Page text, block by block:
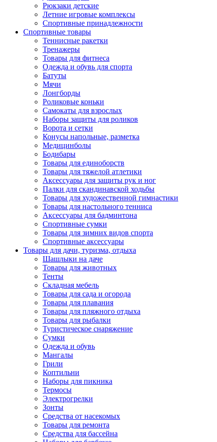
Рюкзаки детские
Летние игровые комплексы
Спортивные принадлежности
Спортивные товары
Теннисные ракетки
Тренажеры
Товары для фитнеса
Одежда и обувь для спорта
Батуты
Мячи
Лонгборды
Роликовые коньки
Самокаты для взрослых
Наборы защиты для роликов
Ворота и сетки
Конусы напольные, разметка
Медицинболы
Бодибары
Товары для единоборств
Товары для тяжелой атлетики
Аксессуары для защиты рук и ног
Палки для скандинавской ходьбы
Товары для художественной гимнастики
Товары для настольного тенниса
Аксессуары для бадминтона
Спортивные сумки
Товары для зимних видов спорта
Спортивные аксессуары
Товары для дачи, туризма, отдыха
Шашлыки на даче
Товары для животных
Тенты
Складная мебель
Товары для сада и огорода
Товары для плавания
Товары для пляжного отдыха
Товары для рыбалки
Туристическое снаряжение
Сумки
Одежда и обувь
Мангалы
Грили
Коптильни
Наборы для пикника
Термосы
Электрогрелки
Зонты
Средства от насекомых
Товары для ремонта
Средства для бассейна